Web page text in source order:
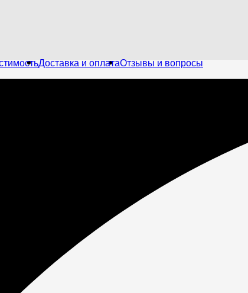
Доставка и оплатаОтзывы и вопросы